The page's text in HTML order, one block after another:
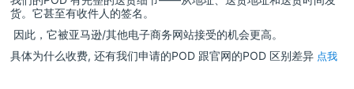
货。它甚至有收件人的签名。
因此，它被亚马逊/其他电子商务网站接受的机会更高。
具体为什么收费, 还有我们申请的POD 跟官网的POD 区别差异 点我